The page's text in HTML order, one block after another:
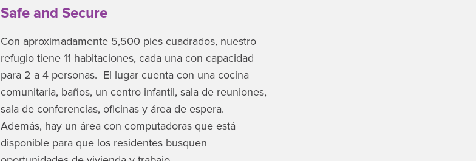
Safe and Secure
Con aproximadamente 5,500 pies cuadrados, nuestro
refugio tiene 11 habitaciones, cada una con capacidad
para 2 a 4 personas. El lugar cuenta con una cocina
comunitaria, baños, un centro infantil, sala de reuniones,
sala de conferencias, oficinas y área de espera.
Además, hay un área con computadoras que está
disponible para que los residentes busquen